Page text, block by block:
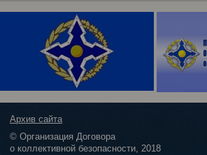
Архив сайта
© Организация Договора
о коллективной безопасности, 2018